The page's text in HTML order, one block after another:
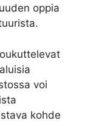
oppia
voi
kohde